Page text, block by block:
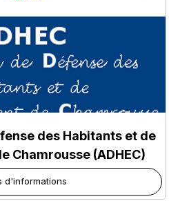
des Habitants et de
Chamrousse (ADHEC)
d'informations